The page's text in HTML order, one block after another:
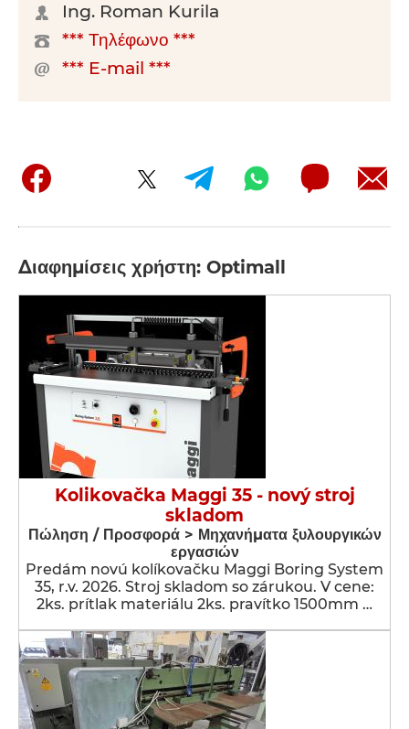
Ing. Roman Kurila
*** Τηλέφωνο ***
*** E-mail ***
Διαφημίσεις χρήστη: Optimall
Kolikovačka Maggi 35 - nový stroj
skladom
Πώληση / Προσφορά > Μηχανήματα ξυλουργικών
εργασιών
Predám novú kolíkovačku Maggi Boring System
35, r.v. 2026. Stroj skladom so zárukou. V cene:
2ks. prítlak materiálu 2ks. pravítko 1500mm …